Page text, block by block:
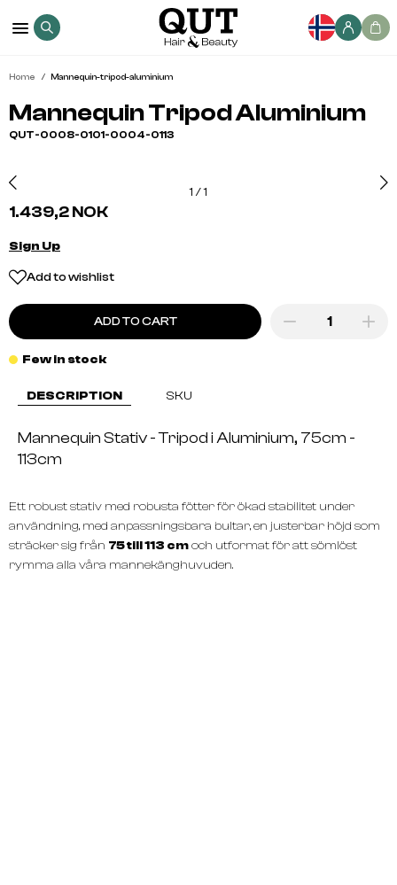
Home Mannequin-tripod-aluminium
Mannequin Tripod Aluminium
QUT-0008-0101-0004-0113
1 /1
1.439,2 NOK
Sign Up
Add to wishlist
ADD TO CART
Few in stock
DESCRIPTION SKU
Mannequin Stativ - Tripod i Aluminium, 75cm -
113cm
Ett robust stativ med robusta fötter för ökad stabilitet under
användning, med anpassningsbara bultar, en justerbar höjd som
sträcker sig från 75 till 113 cmoch utformat för att sömlöst
rymma alla våra mannekänghuvuden.